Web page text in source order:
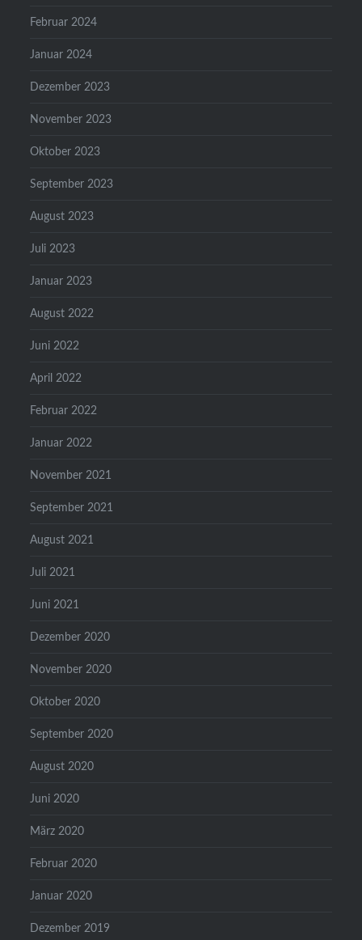
Februar 2024
Januar 2024
Dezember 2023
November 2023
Oktober 2023
September 2023
August 2023
Juli 2023
Januar 2023
August 2022
Juni 2022
April 2022
Februar 2022
Januar 2022
November 2021
September 2021
August 2021
Juli 2021
Juni 2021
Dezember 2020
November 2020
Oktober 2020
September 2020
August 2020
Juni 2020
März 2020
Februar 2020
Januar 2020
Dezember 2019